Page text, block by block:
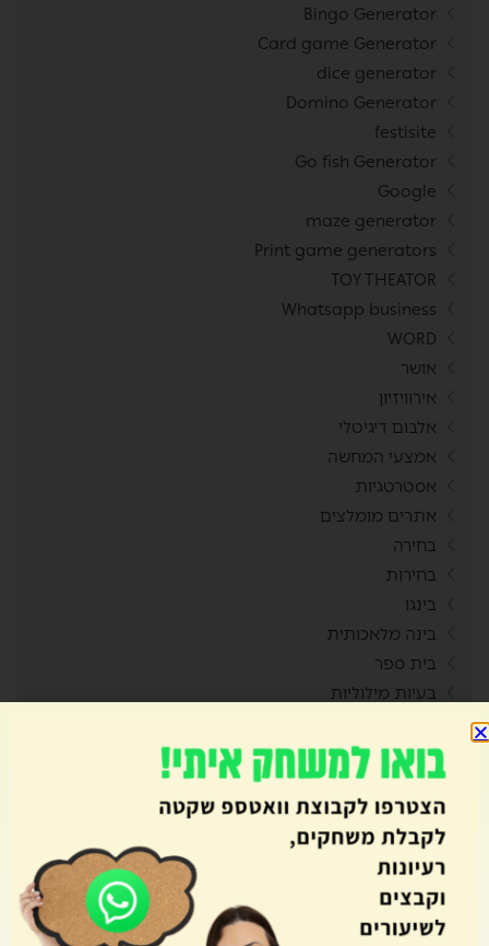
Bingo Generator
Card game Generator
dice generator
Domino Generator
festisite
Go fish Generator
Google
maze generator
Print game generators
TOY THEATOR
Whatsapp business
WORD
אושר
אירוויזיון
אלבום דיגיטלי
אמצעי המחשה
אסטרטגיות
אתרים מומלצים
בחירה
בחירות
בינגו
בינה מלאכותית
בית ספר
בעיות מילוליות
ברחבי העולם
ברקודים
גיבוש
גיל הרך
גלגל המזל רגשות
גרפים
דומינו